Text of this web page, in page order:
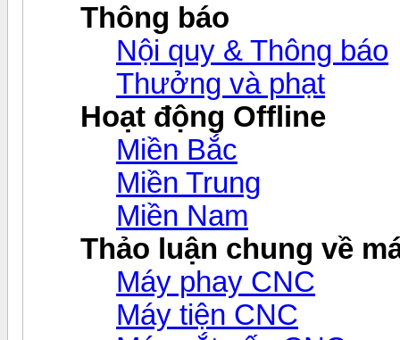
Thông báo
Nội quy & Thông báo
Thưởng và phạt
Hoạt động Offline
Miền Bắc
Miền Trung
Miền Nam
Thảo luận chung về
Máy phay CNC
Máy tiện CNC